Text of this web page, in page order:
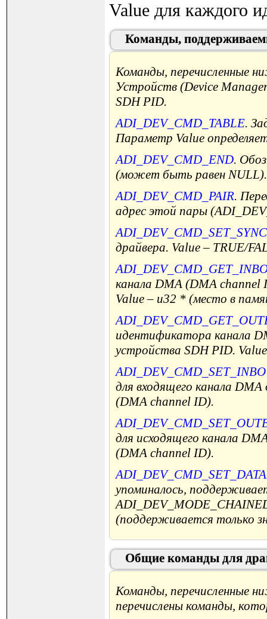
Value для каждого
Команды,
Команды, перечисленные
Устройств (Device
SDH PID.
ADI_DEV_CMD_TABLE.
Параметр Value
ADI_DEV_CMD_END.
(может быть равен NULL).
ADI_DEV_CMD_PAIR.
адрес этой пары
драйвера. Value – TRUE/
канала DMA (DMA channel
Value – u32 * (место в
идентификатора канала
устройства SDH PID.
для входящего канала
(DMA channel ID).
для исходящего канала
(DMA channel ID).
упоминалось,
(поддерживается только
Общие команды для
Команды, перечисленные
перечислены команды,